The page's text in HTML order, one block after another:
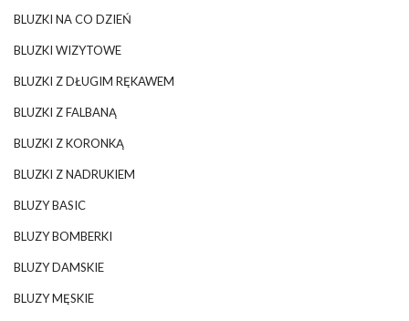
BLUZKI NA CO DZIEŃ
BLUZKI WIZYTOWE
BLUZKI Z DŁUGIM RĘKAWEM
BLUZKI Z FALBANĄ
BLUZKI Z KORONKĄ
BLUZKI Z NADRUKIEM
BLUZY BASIC
BLUZY BOMBERKI
BLUZY DAMSKIE
BLUZY MĘSKIE